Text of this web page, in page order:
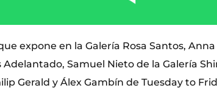
expone en la Galería Rosa Santos,
Adelantado, Samuel Nieto de la Galería
Gerald y Álex Gambín de Tuesday to